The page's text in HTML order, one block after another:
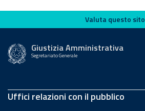
Valuta questo sito
Valuta questo sito
Giustizia Amministrativa
Segretariato Generale
Uffici relazioni con il pubblico